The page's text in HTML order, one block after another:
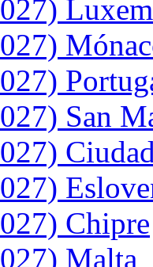
San
Chipre
Malta